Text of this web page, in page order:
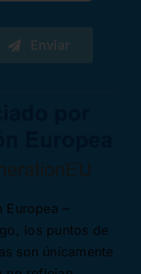
Enviar
Europea –
los puntos de
son únicamente